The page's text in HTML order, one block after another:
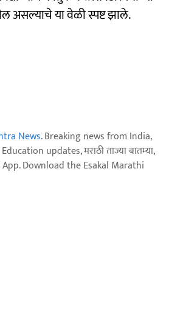
असल्याचे या वेळी स्पष्ट झाले.
News. Breaking news from India,
updates, मराठी ताज्या बातम्या,
App. Download the Esakal Marathi